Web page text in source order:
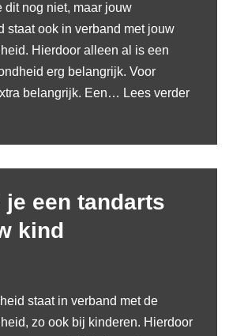
dit nog niet, maar jouw
staat ook in verband met jouw
Hierdoor alleen al is een
erg belangrijk. Voor
belangrijk. Een… Lees verder
je een tandarts
kind
staat in verband met de
zo ook bij kinderen. Hierdoor